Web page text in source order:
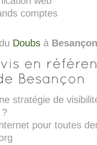
comptes
Doubs à Besançon
stratégie de
?
pour toutes